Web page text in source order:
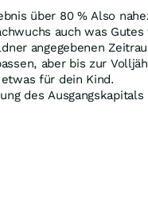
über 80 % Also
auch was
angegebenen
aber bis zur
für dein Kind.
des